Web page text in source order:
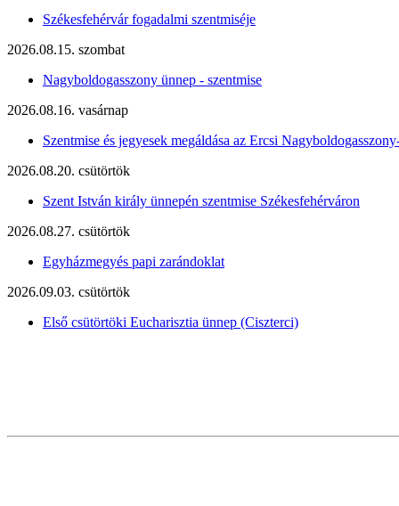
Székesfehérvár fogadalmi szentmiséje
2026.08.15. szombat
Nagyboldogasszony ünnep - szentmise
2026.08.16. vasárnap
Szentmise és jegyesek megáldása az Ercsi
2026.08.20. csütörtök
Szent István király ünnepén szentmise Székesfehérváron
2026.08.27. csütörtök
Egyházmegyés papi zarándoklat
2026.09.03. csütörtök
Első csütörtöki Eucharisztia ünnep (Ciszterci)